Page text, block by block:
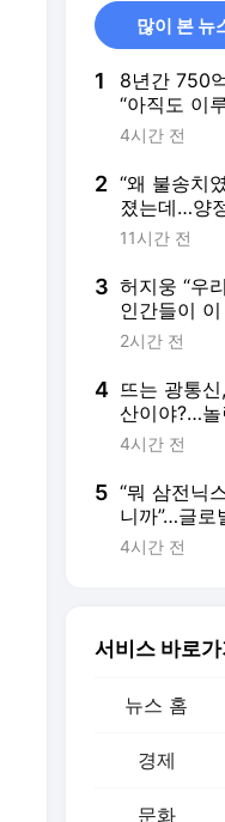
많이 본 뉴
1
8년간 750
“아직도 이
많아…더 잘
4시간 전
2 “왜 불송치
졌는데…양
았던 경찰
11시간 전
3 허지웅 “우
인간들이
다” 작심 발언
2시간 전
4 뜨는 광통
산이야?…
부랴부랴 한
4시간 전
5 “뭐 삼전닉
니까”…글로
중국산 구매
4시간 전
서비스 바로가
뉴스 홈
경제
문화